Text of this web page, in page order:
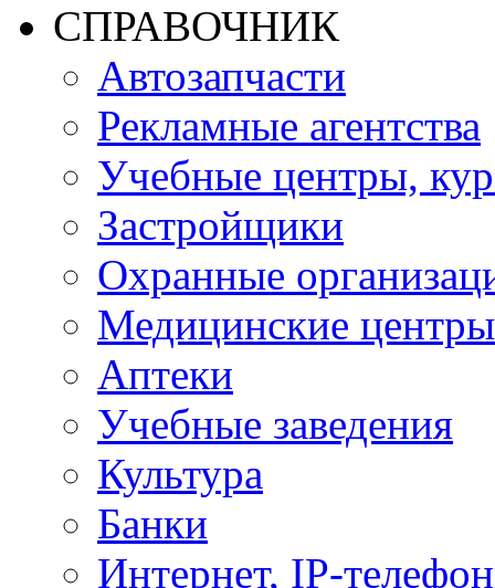
СПРАВОЧНИК
Автозапчасти
Рекламные агентства
Учебные центры,
Застройщики
Охранные
Медицинские центры
Аптеки
Учебные заведения
Культура
Банки
Интернет, IP-